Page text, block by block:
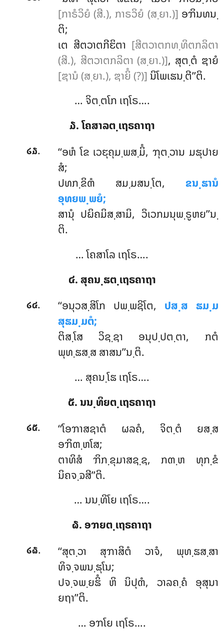
[ກາຣໍວິຍໍ (ສີ.), ກາຣວິຍໍ (ສ຺ຍາ.)] ອຠິນທນ຺
ຕິ;
ເຕ ສີຕວາຕກີຬິຕາ [ສີຕວາຕກທ຺ທິຕກລິຕາ
(ສີ.), ສີຕວາຕກລິຕາ (ສ຺ຍາ.)], ສຸຕ຺ຕໍ ຌາຍໍ
[ຌານໍ (ສ຺ຍາ.), ຌາຍິໍ (?)]ນິໂພເຘນ຺ຕີ’’ຕິ.
… ຈິຕ຺ຕໂກ ເຖໂຣ….
໓. ໂຄສາລຕ຺ເຖຣຄາຖາ
໒໓. ‘‘ອຫໍໂຂ ເວຬຸຄຸມ຺ພສ຺ມິໍ, ຠຸຕ຺ວານ ມຘຸປາຍ
ສໍ;
ປທກ຺ຂິຓໍ ສມ຺ມສນ຺ໂຕ, ຂນ຺ຘານໍ
ອຸທຍພ຺ພຍໍ;
ສານຸໍ ປຏິຄມິສ຺ສາມິ, ວິເວກມນຸພ຺ຣູຫຍ’’ນ຺
ຕິ.
… ໂຄສາໂລ ເຖໂຣ….
໔. ສຸຄນ຺ຘຕ຺ເຖຣຄາຖາ
໒໔. ‘‘ອນຸວສ຺ສິໂກ ປພ຺ພຊິໂຕ, ປສ຺ສ ຘມ຺ມ
ສຸຘມ຺ມຕໍ;
ຕິສ຺ໂສ ວິຊ຺ຊາ ອນຸປ຺ປຕ຺ຕາ, ກຕໍ
ພຸທ຺ຘສ຺ສ ສາສນ’’ນ຺ຕິ.
… ສຸຄນ຺ໂຘ ເຖໂຣ….
໕. ນນ຺ທິຍຕ຺ເຖຣຄາຖາ
໒໕.
‘‘ໂອຠາສຊາຕໍ ຜລຄໍ, ຈິຕ຺ຕໍ ຍສ຺ສ
ອຠິຓ຺ຫໂສ;
ຕາທິສໍ ຠິກ຺ຂຸມາສຊ຺ຊ, ກຓ຺ຫ ທຸກ຺ຂໍ
ນິຄຈ຺ຉສີ’’ຕິ.
… ນນ຺ທິໂຍ ເຖໂຣ….
໖. ອຠຍຕ຺ເຖຣຄາຖາ
໒໖.
‘‘ສຸຕ຺ວາ ສຸຠາສິຕໍ ວາຈໍ, ພຸທ຺ຘສ຺ສາ
ທິຈ຺ຈພນ຺ຘຸໂນ;
ປຈ຺ຈພ຺ຍຘິໍ ຫິ ນິປຸຓໍ, ວາລຄ຺ຄໍ ອຸສຸນາ
ຍຖາ’’ຕິ.
… ອຠໂຍ ເຖໂຣ….